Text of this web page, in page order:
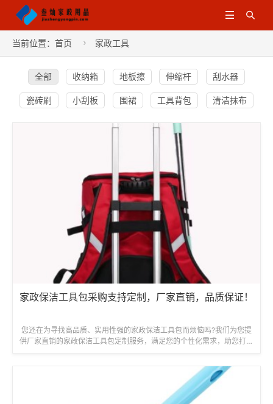


当前位置： 首页  家政工具
全部 收纳箱 地板擦 伸缩杆 刮水器
瓷砖刷 小刮板 围裙 工具背包 清洁抹布
家政保洁工具包采购支持定制，厂家直销，品质保证！
您还在为寻找高品质、实用性强的家政保洁工具包而烦恼吗?我们为您提
供厂家直销的家政保洁工具包定制服务，满足您的个性化需求，助您打造